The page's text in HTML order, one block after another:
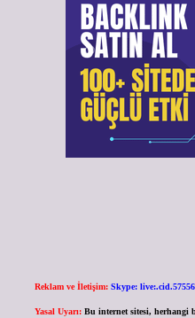
Reklam ve İletişim: Skype:
Yasal Uyarı: Bu internet sitesi, herhangi